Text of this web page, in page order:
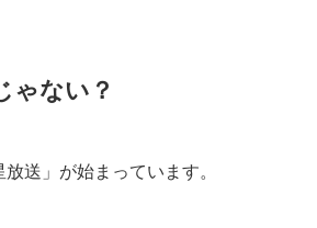
ゃない？
放送」が始まっています。